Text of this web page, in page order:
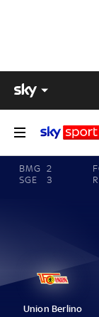
BMG 2
SGE
3
Union Berlino